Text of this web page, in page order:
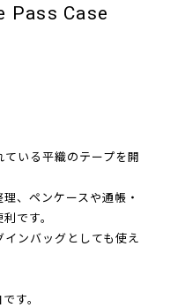
Pass Case
いる平織のテープを開
、ペンケースや通帳・
です。
ンバッグとしても使え
す。